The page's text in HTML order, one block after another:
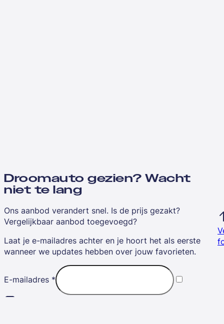
Droomauto gezien? Wacht
niet te lang
Ons aanbod verandert snel. Is de prijs gezakt?
Vergelijkbaar aanbod toegevoegd?
Laat je e-mailadres achter en je hoort het als eerste
wanneer we updates hebben over jouw favorieten.
E-mailadres *